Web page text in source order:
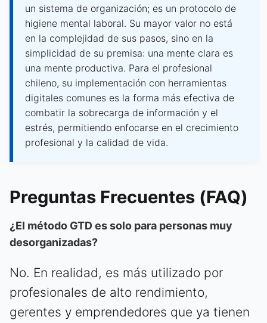
un sistema de organización; es un protocolo de
higiene mental laboral. Su mayor valor no está
en la complejidad de sus pasos, sino en la
simplicidad de su premisa: una mente clara es
una mente productiva. Para el profesional
chileno, su implementación con herramientas
digitales comunes es la forma más efectiva de
combatir la sobrecarga de información y el
estrés, permitiendo enfocarse en el crecimiento
profesional y la calidad de vida.
Preguntas Frecuentes (FAQ)
¿El método GTD es solo para personas muy
desorganizadas?
No. En realidad, es más utilizado por
profesionales de alto rendimiento,
gerentes y emprendedores que ya tienen